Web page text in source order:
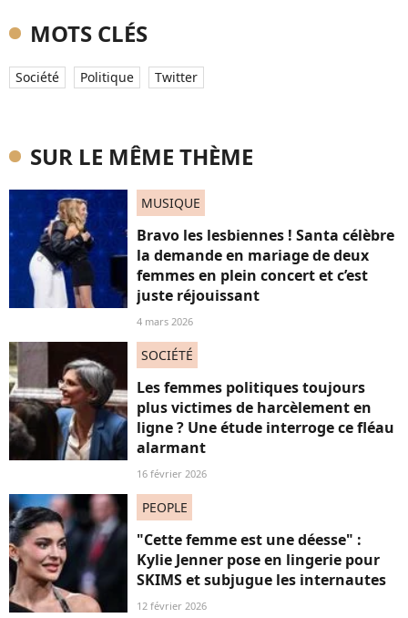
MOTS CLÉS
Société Politique Twitter
SUR LE MÊME THÈME
MUSIQUE
Bravo les lesbiennes ! Santa célèbre
la demande en mariage de deux
femmes en plein concert et c’est
juste réjouissant
4 mars 2026
SOCIÉTÉ
Les femmes politiques toujours
plus victimes de harcèlement en
ligne ? Une étude interroge ce fléau
alarmant
16 février 2026
PEOPLE
"Cette femme est une déesse" :
Kylie Jenner pose en lingerie pour
SKIMS et subjugue les internautes
12 février 2026